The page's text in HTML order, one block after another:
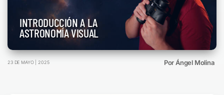
INTRODUCCIÓN A LA
ASTRONOMÍA VISUAL
23 DE MAYO | 2025 Por Ángel Molina